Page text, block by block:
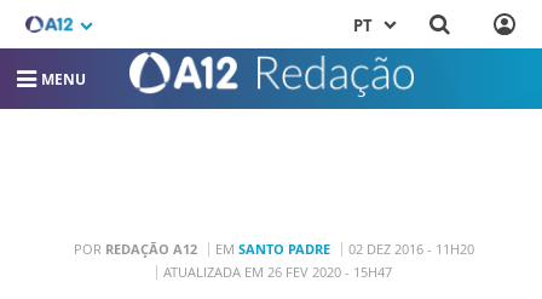
PT
MENU
POR REDAÇÃO A12 EM SANTO PADRE
02 DEZ 2016 - 11H20
ATUALIZADA EM 26 FEV 2020 - 15H47